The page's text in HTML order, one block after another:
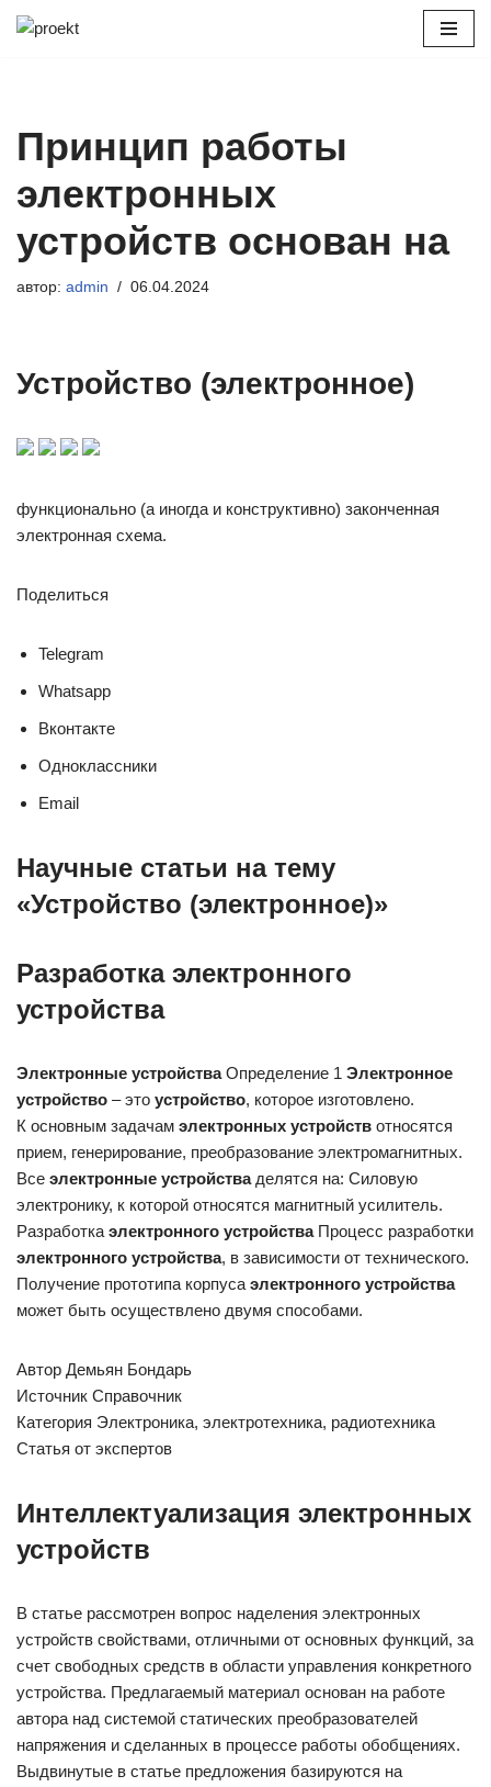
Принцип работы
электронных
устройств основан на
автор: admin 06.04.2024
Устройство (электронное)
функционально (а иногда и конструктивно) законченная
электронная схема.
Поделиться
Telegram
Whatsapp
Вконтакте
Одноклассники
Email
Научные статьи на тему
«Устройство (электронное)»
Разработка электронного
устройства
Электронные устройстваОпределение 1 Электронное
устройство – это устройство, которое изготовлено.
К основным задачам электронных устройств относятся
прием, генерирование, преобразование электромагнитных.
Все электронные устройстваделятся на: Силовую
электронику, к которой относятся магнитный усилитель.
Разработка электронного устройстваПроцесс разработки
электронного устройства, в зависимости от технического.
Получение прототипа корпуса электронного устройства
может быть осуществлено двумя способами.
Автор Демьян Бондарь
Источник Справочник
Категория Электроника, электротехника, радиотехника
Статья от экспертов
Интеллектуализация электронных
устройств
В статье рассмотрен вопрос наделения электронных
устройств свойствами, отличными от основных функций, за
счет свободных средств в области управления конкретного
устройства. Предлагаемый материал основан на работе
автора над системой статических преобразователей
напряжения и сделанных в процессе работы обобщениях.
Выдвинутые в статье предложения базируются на